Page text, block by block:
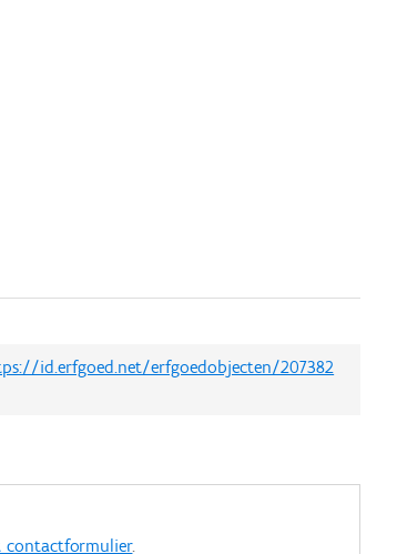
id.erfgoed.net/erfgoedobjecten/207382
contactformulier.